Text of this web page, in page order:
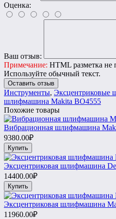
Оценка:
Ваш отзыв:
Примечание: HTML разметка не
Используйте обычный текст.
Оставить отзыв
Инструменты,
шлифмашина Makita BO4555
Похожие товары
Вибрационная шлифмашина
9380.00₽
Купить
Эксцентриковая шлифмашина
14400.00₽
Купить
Эксцентриковая шлифмашина
11960.00₽